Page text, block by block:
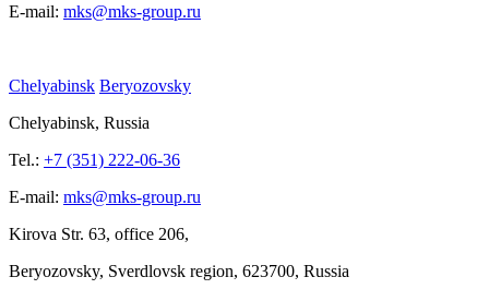
E-mail: mks@mks-group.ru
Chelyabinsk Beryozovsky
Chelyabinsk, Russia
Tel.: +7 (351) 222-06-36
E-mail: mks@mks-group.ru
Kirova Str. 63, office 206,
Beryozovsky, Sverdlovsk region, 623700, Russia